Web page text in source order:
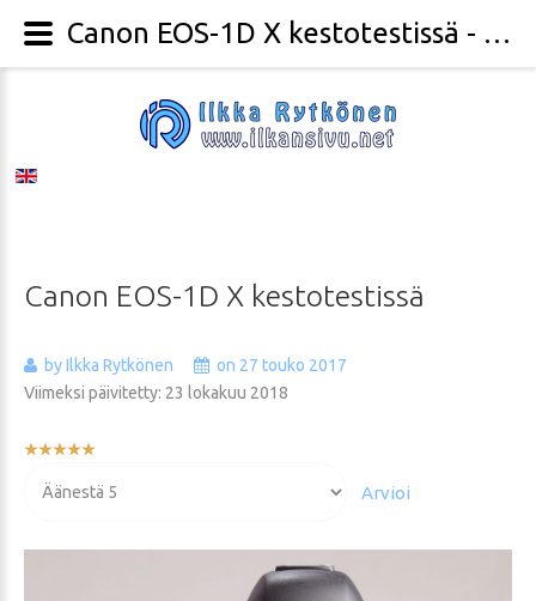
Canon EOS-1D X kestotestissä
by Ilkka Rytkönen
on 27 touko 2017
Viimeksi päivitetty: 23 lokakuu 2018
Käyttäjän
arvioida
Canon EOS-1D X kestotestissä - Valokuvaaja Ilkka Rytkönen